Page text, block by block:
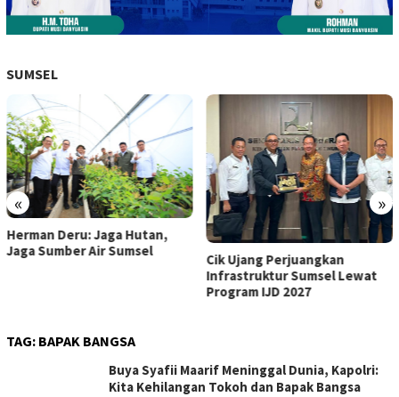
SUMSEL
« »
Herman Deru: Jaga Hutan,
Jaga Sumber Air Sumsel
Cik Ujang Perjuangkan
Infrastruktur Sumsel Lewat
Program IJD 2027
TAG: BAPAK BANGSA
Buya Syafii Maarif Meninggal Dunia, Kapolri:
Kita Kehilangan Tokoh dan Bapak Bangsa